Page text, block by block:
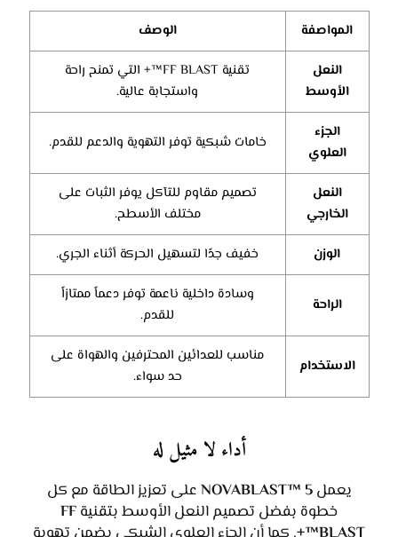
المواصفة
الوصف
النعل
الأوسط
تقنية FF BLAST™+ التي تمنح راحة
واستجابة عالية.
الجزء
العلوي
خامات شبكية توفر التهوية والدعم للقدم.
النعل
الخارجي
تصميم مقاوم للتآكل يوفر الثبات على
مختلف الأسطح.
الوزن
خفيف جدًا لتسهيل الحركة أثناء الجري.
الراحة
وسادة داخلية ناعمة توفر دعماً ممتازاً
للقدم.
الاستخدام
مناسب للعدائين المحترفين والهواة على
حد سواء.
أداء لا مثيل له
يعملNOVABLAST™ 5على تعزيز الطاقة مع كل
خطوة بفضل تصميم النعل الأوسط بتقنيةFF